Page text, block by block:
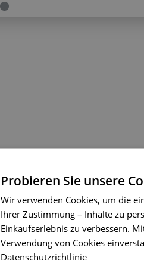
Probieren Sie unsere
Wir verwenden Cookies, um die
Ihrer Zustimmung – Inhalte zu
Einkaufserlebnis zu verbessern.
Verwendung von Cookies
Datenschutzrichtlinie